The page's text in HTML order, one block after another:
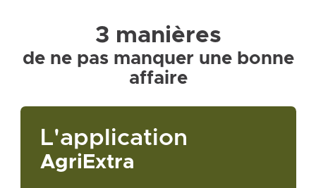
3 manières
de ne pas manquer une bonne
affaire
L'application
AgriExtra